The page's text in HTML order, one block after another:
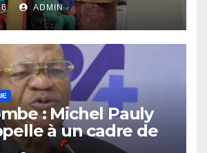
au service de
ADMIN
: Michel Pauly
à un cadre de
avant la tenue